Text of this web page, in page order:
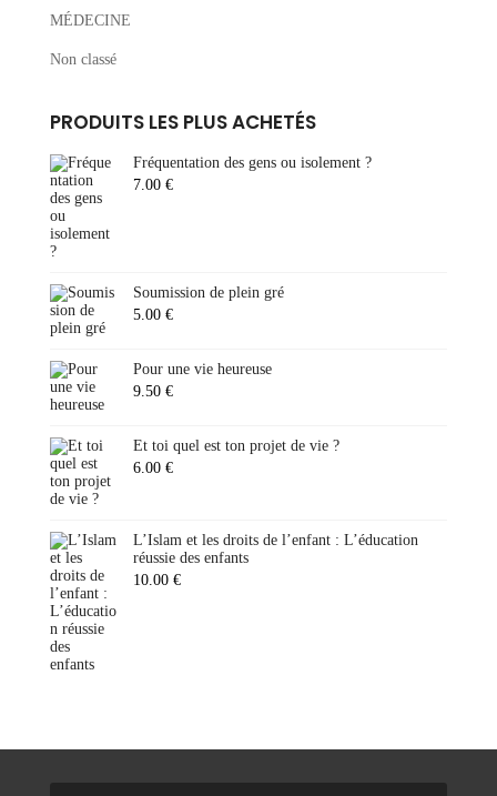
MÉDECINE
Non classé
PRODUITS LES PLUS ACHETÉS
Fréquentation des gens ou isolement ?
7.00 €
Soumission de plein gré
5.00 €
Pour une vie heureuse
9.50 €
Et toi quel est ton projet de vie ?
6.00 €
L’Islam et les droits de l’enfant : L’éducation
réussie des enfants
10.00 €